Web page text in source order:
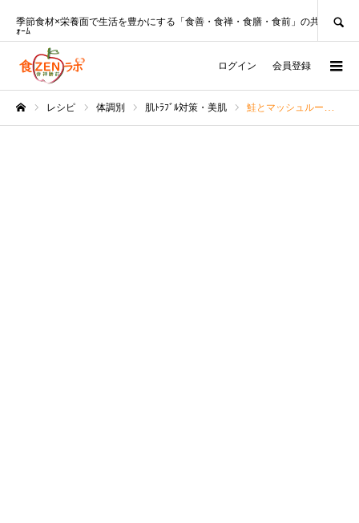
季節食材×栄養面で生活を豊かにする「食善・食禅・食膳・食前」の共創ﾌﾟﾗｯﾄﾌ
ｫｰﾑ
ログイン 会員登録
レシピ 体調別 肌ﾄﾗﾌﾞﾙ対策・美肌 鮭とマッシュルームのホイル蒸しレシピ♪簡単クリーミー蒸し器不要！